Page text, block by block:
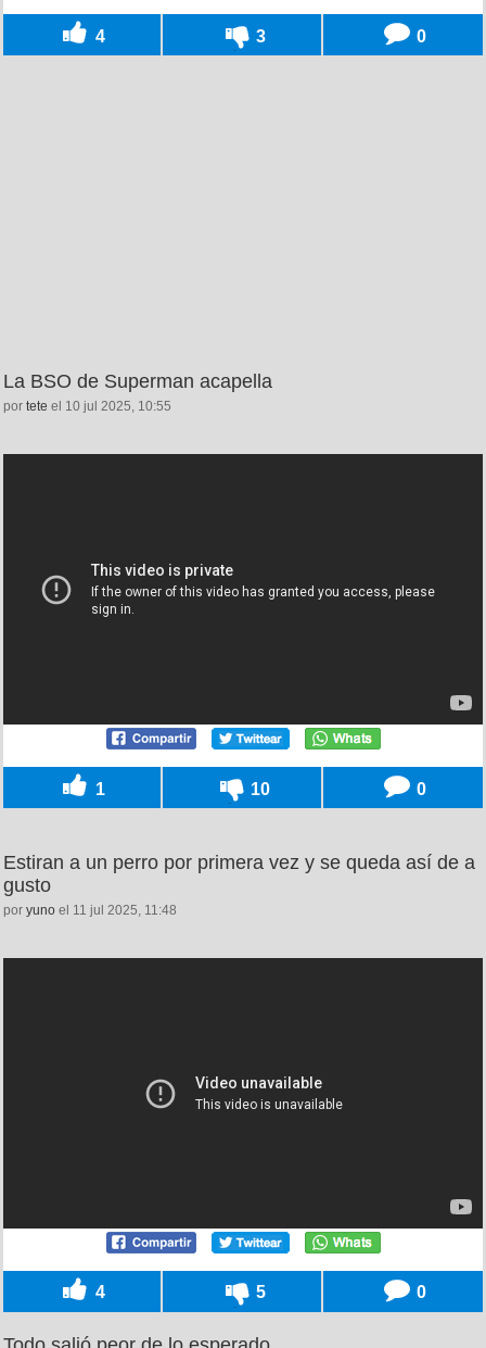
4 3 0
La BSO de Superman acapella
por tete el 10 jul 2025, 10:55
1 10 0
Estiran a un perro por primera vez y se queda así de a
gusto
por yuno el 11 jul 2025, 11:48
4 5 0